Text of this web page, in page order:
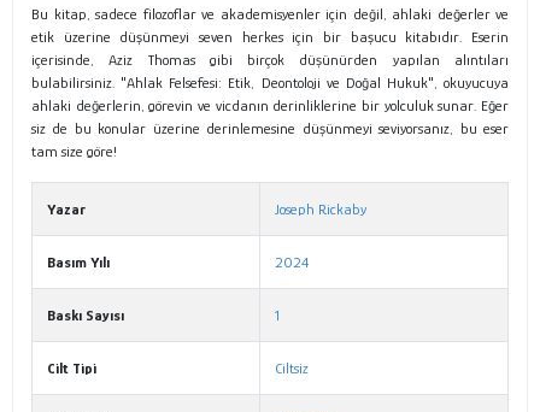
Bu kitap, sadece filozoflar ve akademisyenler için değil, ahlaki değerler ve
etik üzerine düşünmeyi seven herkes için bir başucu kitabıdır. Eserin
içerisinde, Aziz Thomas gibi birçok düşünürden yapılan alıntıları
bulabilirsiniz. "Ahlak Felsefesi: Etik, Deontoloji ve Doğal Hukuk", okuyucuya
ahlaki değerlerin, görevin ve vicdanın derinliklerine bir yolculuk sunar. Eğer
siz de bu konular üzerine derinlemesine düşünmeyi seviyorsanız, bu eser
tam size göre!
Yazar Joseph Rickaby
Basım Yılı 2024
Baskı Sayısı 1
Cilt Tipi Ciltsiz